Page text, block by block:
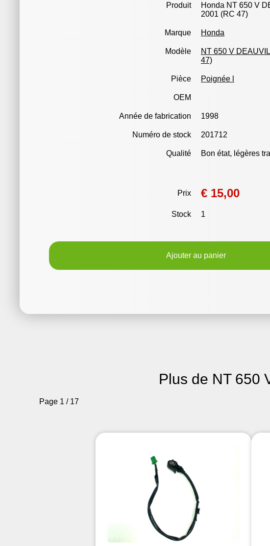
Produit
Honda NT 650 V
2001 (RC 47)
Marque Honda
Modèle
NT 650 V
47)
Pièce Poignée l
OEM
Année de fabrication 1998
Numéro de stock 201712
Qualité Bon état, légères
Prix € 15,00
Stock 1
Ajouter au panier
Plus de NT 650
Page 1 / 17